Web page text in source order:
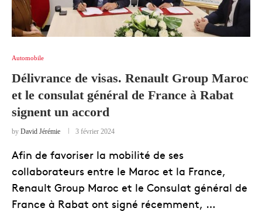
Automobile
Délivrance de visas. Renault Group Maroc
et le consulat général de France à Rabat
signent un accord
by David Jérémie 3 février 2024
Afin de favoriser la mobilité de ses
collaborateurs entre le Maroc et la France,
Renault Group Maroc et le Consulat général de
France à Rabat ont signé récemment, …